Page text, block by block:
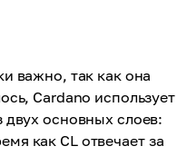
важно, так как она
Cardano использует
двух основных слоев:
как CL отвечает за